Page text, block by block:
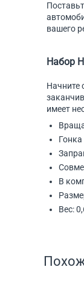
вашего
Набор
Начните
имеет
В
Вес: